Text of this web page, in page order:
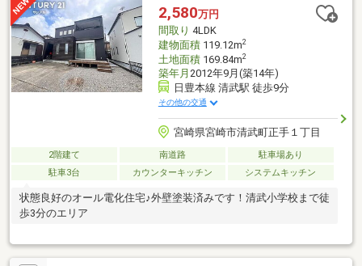
2,580万円
間取り 4LDK
建物面積119.12m2
土地面積169.84m2
築年月 2012年9月(築14年)
日豊本線 清武駅 徒歩9分
その他の交通
宮崎県宮崎市清武町正手１丁目
2階建て 南道路
駐車場あり
駐車3台
カウンターキッチン システムキッチン
状態良好のオール電化住宅♪外壁塗装済みです！清武小学校まで徒
歩3分のエリア